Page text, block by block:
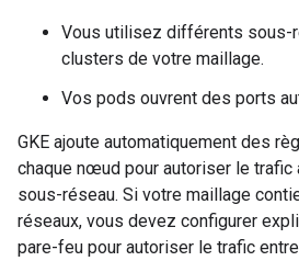
Vous utilisez différents sous-
clusters de votre maillage.
Vos pods ouvrent des ports
GKE ajoute automatiquement des
chaque nœud pour autoriser le trafic
sous-réseau. Si votre maillage
réseaux, vous devez configurer
pare-feu pour autoriser le trafic